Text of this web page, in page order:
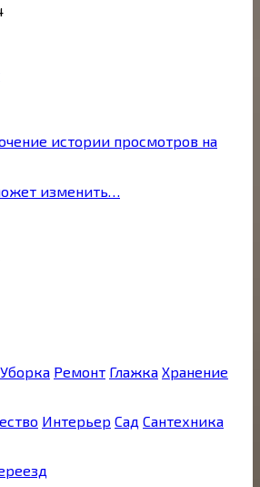
истории просмотров на
изменить…
Уборка Ремонт Глажка Хранение
Интерьер Сад Сантехника